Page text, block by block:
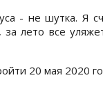
- не шутка. Я
лето все
20 мая 2020